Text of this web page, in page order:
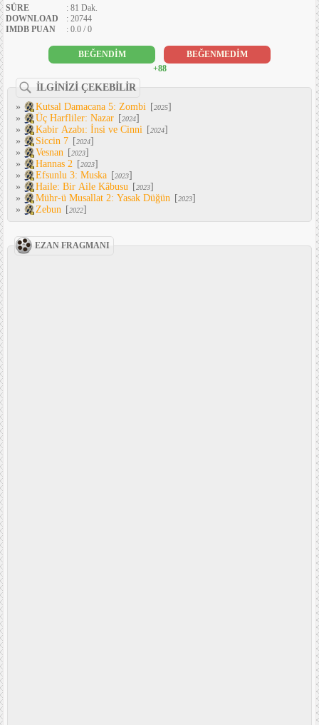
SÜRE
: 81 Dak.
DOWNLOAD
: 20744
IMDB PUAN
: 0.0 / 0
BEĞENDİM
BEĞENMEDİM
+88
İLGİNİZİ ÇEKEBİLİR
»
Kutsal Damacana 5: Zombi [2025]
»
Üç Harfliler: Nazar [2024]
»
Kabir Azabı: İnsi ve Cinni [2024]
»
Siccin 7 [2024]
»
Vesnan [2023]
»
Hannas 2 [2023]
»
Efsunlu 3: Muska [2023]
»
Haile: Bir Aile Kâbusu [2023]
»
Mühr-ü Musallat 2: Yasak Düğün [2023]
»
Zebun [2022]
EZAN FRAGMANI